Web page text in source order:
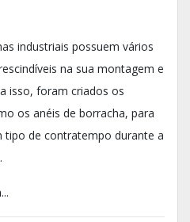
industriais possuem vários
na sua montagem e
isso, foram criados os
os anéis de borracha, para
tipo de contratempo durante a